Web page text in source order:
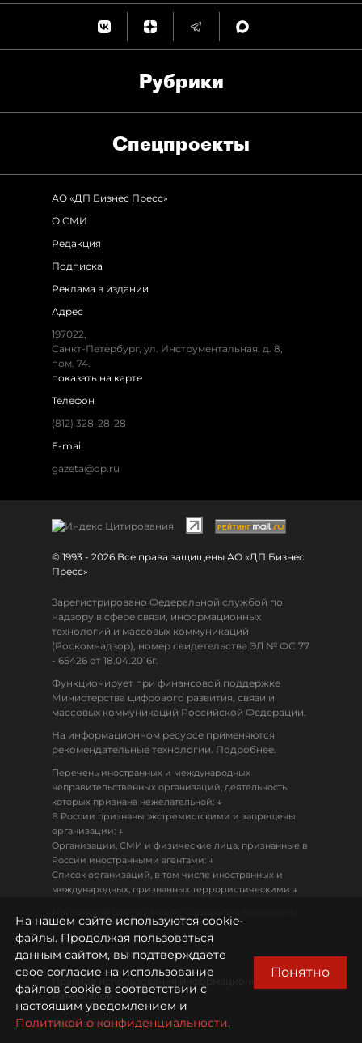
Рубрики
Спец­проекты
АО «ДП Бизнес Пресс»
О СМИ
Редакция
Подписка
Реклама в издании
Адрес
197022,
Санкт-Петербург, ул. Инструментальная, д. 8,
пом. 74.
показать на карте
Телефон
(812) 328-28-28
E-mail
gazeta@dp.ru
© 1993 - 2026 Все права защищены АО «ДП Бизнес
Пресс»
Зарегистрировано Федеральной службой по
надзору в сфере связи, информационных
технологий и массовых коммуникаций
(Роскомнадзор), номер свидетельства ЭЛ № ФС 77
- 65426 от 18.04.2016г.
Функционирует при финансовой поддержке
Министерства цифрового развития, связи и
массовых коммуникаций Российской Федерации.
На информационном ресурсе применяются
рекомендательные технологии. Подробнее.
Перечень иностранных и международных
неправительственных организаций, деятельность
которых признана нежелательной: ↓
В России признаны экстремистскими и запрещены
организации: ↓
Организации, СМИ и физические лица, признанные в
России иностранными агентами: ↓
Список организаций, в том числе иностранных и
международных, признанных террористическими ↓
18+
Политика конфиденциальности
Правила использования информационных
материалов
Охрана труда
На нашем сайте используются cookie-
файлы. Продолжая пользоваться
данным сайтом, вы подтверждаете
свое согласие на использование
файлов cookie в соответствии с
настоящим уведомлением и
Политикой о конфиденциальности.
Понятно